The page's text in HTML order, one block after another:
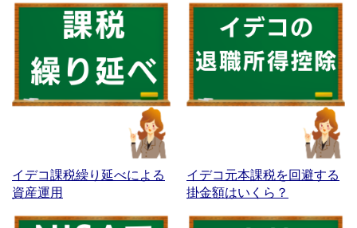
イデコ課税繰り延べによる
資産運用
イデコ元本課税を回避する
掛金額はいくら？